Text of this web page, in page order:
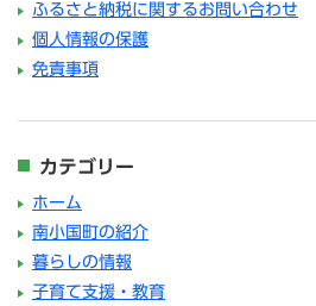
ふるさと納税に関するお問い合わせ
個人情報の保護
免責事項
カテゴリー
ホーム
南小国町の紹介
暮らしの情報
子育て支援・教育